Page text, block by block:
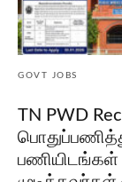
GOVT JOBS
TN PWD
பணியிடங்கள்